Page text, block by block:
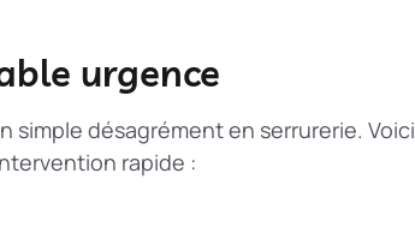
urgence
simple désagrément en serrurerie. Voici
rapide :